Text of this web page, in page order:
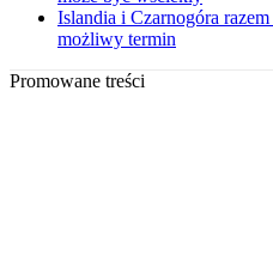
Islandia i Czarnogóra
możliwy termin
Promowane treści